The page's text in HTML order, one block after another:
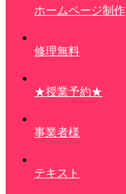
ホームページ制作
修理無料
★授業予約★
事業者様
テキスト